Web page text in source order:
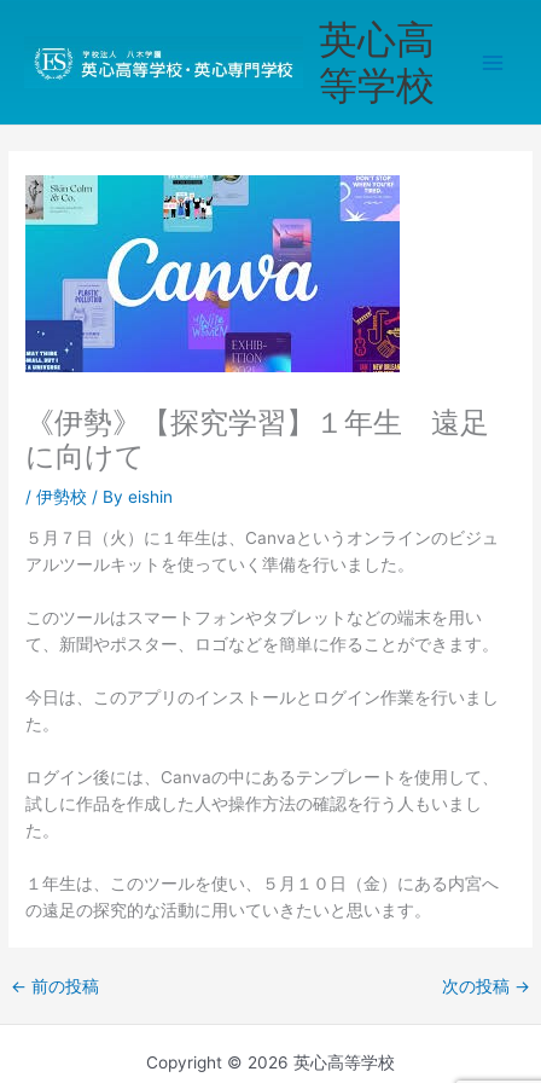
英心高
等学校
《伊勢》【探究学習】１年生 遠足
に向けて
/伊勢校 / Byeishin
５月７日（火）に１年生は、Canvaというオンラインのビジュ
アルツールキットを使っていく準備を行いました。
このツールはスマートフォンやタブレットなどの端末を用い
て、新聞やポスター、ロゴなどを簡単に作ることができます。
今日は、このアプリのインストールとログイン作業を行いまし
た。
ログイン後には、Canvaの中にあるテンプレートを使用して、
試しに作品を作成した人や操作方法の確認を行う人もいまし
た。
１年生は、このツールを使い、５月１０日（金）にある内宮へ
の遠足の探究的な活動に用いていきたいと思います。
← 前の投稿 次の投稿 →
Copyright © 2026 英心高等学校